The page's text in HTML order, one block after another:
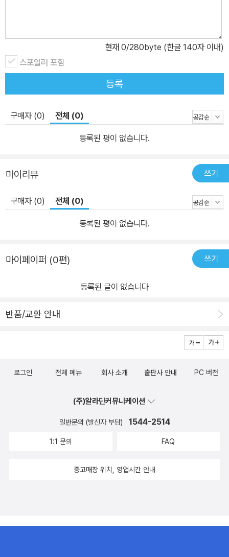
현재 0/280byte (한글 140자 이내)
스포일러 포함
등록
구매자 (0) 전체 (0)
등록된 평이 없습니다.
마이리뷰 쓰기
구매자 (0) 전체 (0)
등록된 평이 없습니다.
마이페이퍼 (0편) 쓰기
등록된 글이 없습니다
반품/교환 안내
로그인 전체 메뉴 회사 소개 출판사 안내 PC 버전
(주)알라딘커뮤니케이션
일반문의 (발신자 부담) 1544-2514
1:1 문의 FAQ
중고매장 위치, 영업시간 안내